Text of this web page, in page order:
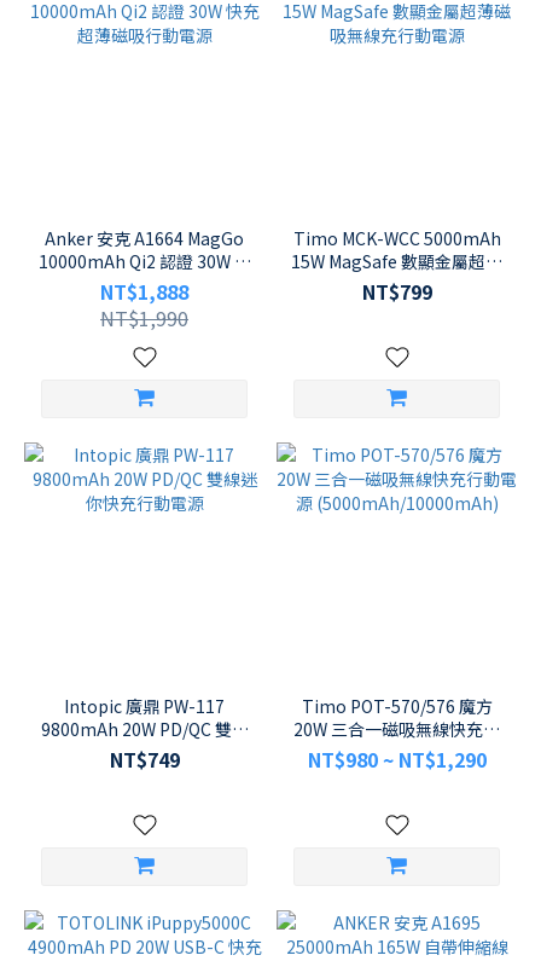
Anker 安克 A1664 MagGo
10000mAh Qi2 認證 30W 快
充 超薄磁吸行動電源
NT$1,888
NT$1,990
Timo MCK-WCC 5000mAh
15W MagSafe 數顯金屬超薄
磁吸無線充行動電源
NT$799
Intopic 廣鼎 PW-117
9800mAh 20W PD/QC 雙線
迷你快充行動電源
NT$749
Timo POT-570/576 魔方
20W 三合一磁吸無線快充行
動電源
(5000mAh/10000mAh)
NT$980 ~ NT$1,290